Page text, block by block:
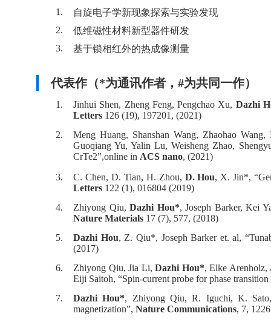
1.
自旋电子学新现象探索与实验发现
2.
低维磁性材料新型器件研发
3.
基于锁相红外的热成像测量
代表作（*为通讯作者，#为共同一作）
1. Jinhui Shen, Zheng Feng, Pengchao Xu, Dazhi
Letters 126 (19), 197201, (2021)
2.
Meng Huang, Shanshan Wang, Zhaohao
Guoqiang Yu, Yalin Lu, Weisheng Zhao,
CrTe2”,online in ACS nano, (2021)
3.
C. Chen, D. Tian, H. Zhou, D. Hou, X. Jin*,
Letters 122 (1), 016804 (2019)
4.
Zhiyong Qiu,Dazhi Hou*, Joseph Barker, Kei
Nature Materials 17 (7), 577, (2018)
5.
Dazhi Hou, Z. Qiu*, Joseph Barker et. al,
(2017)
6.
Zhiyong Qiu, Jia Li,Dazhi Hou*, Elke Arenholz,
Eiji Saitoh, “Spin-current probe for phase
7.
Dazhi Hou*, Zhiyong Qiu, R. Iguchi, K. Sato,
magnetization”, Nature Communications, 7,